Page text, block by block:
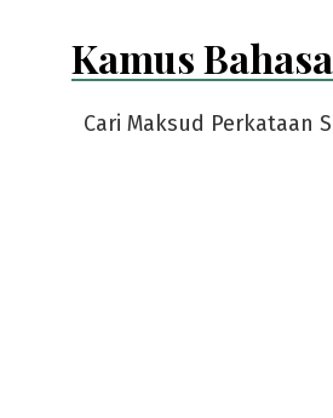
Kamus
Cari Maksud Perkataan